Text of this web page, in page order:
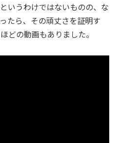
いうわけではないものの、な
たら、その頑丈さを証明す
どの動画もありました。